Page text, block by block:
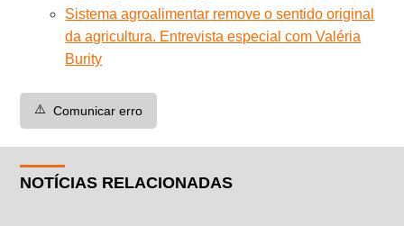
Sistema agroalimentar remove o sentido original
da agricultura. Entrevista especial com Valéria
Burity
⚠️ Comunicar erro
NOTÍCIAS RELACIONADAS